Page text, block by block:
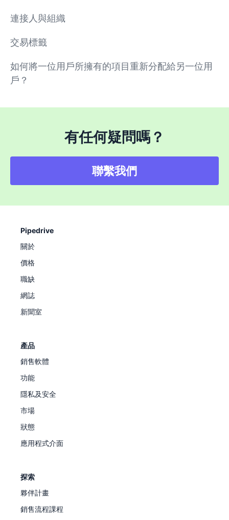
連接人與組織
交易標籤
如何將一位用戶所擁有的項目重新分配給另一位用
戶？
有任何疑問嗎？
聯繫我們
Pipedrive
關於
價格
職缺
網誌
新聞室
產品
銷售軟體
功能
隱私及安全
市場
狀態
應用程式介面
探索
夥伴計畫
銷售流程課程